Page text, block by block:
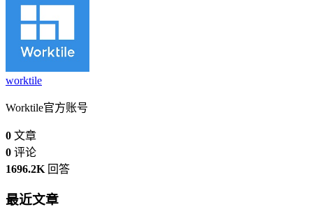
worktile
Worktile官方账号
0 文章
0 评论
1696.2K 回答
最近文章